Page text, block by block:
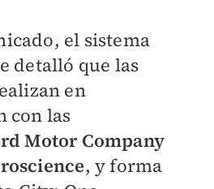
el sistema
detalló que las
en
con las
Motor Company
, y forma